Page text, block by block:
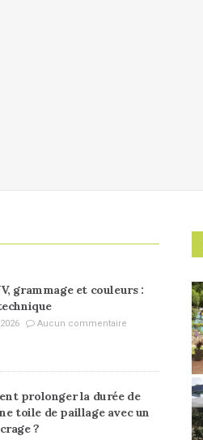
grammage et couleurs :
Aucun commentaire
prolonger la durée de
toile de paillage avec un
?